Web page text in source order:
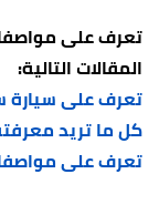
تعرف على
المقالات التالية:
تعرف على سيارة سكودا فابيا
كل ما تريد
تعرف على مواصفات